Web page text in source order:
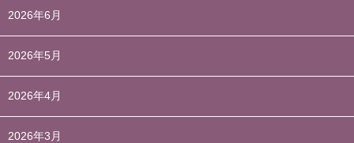
2026年6月
2026年5月
2026年4月
2026年3月